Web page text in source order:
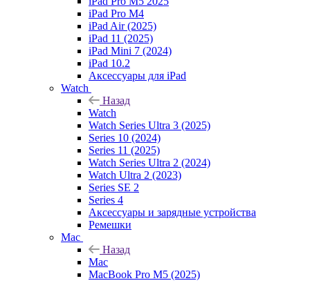
iPad Pro M4
iPad Air (2025)
iPad 11 (2025)
iPad Mini 7 (2024)
iPad 10.2
Аксессуары для iPad
Watch
Назад
Watch
Watch Series Ultra 3 (2025)
Series 10 (2024)
Series 11 (2025)
Watch Series Ultra 2 (2024)
Watch Ultra 2 (2023)
Series SE 2
Series 4
Аксессуары и зарядные устройства
Ремешки
Mac
Назад
Mac
MacBook Pro M5 (2025)